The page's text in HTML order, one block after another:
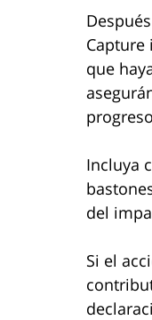
que
Incluya
del
Si el